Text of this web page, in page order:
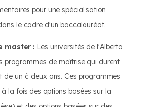
pour une spécialisation
le cadre d'un baccalauréat.
master : Les universités de l'Alberta
programmes de maîtrise qui durent
de un à deux ans. Ces programmes
la fois des options basées sur la